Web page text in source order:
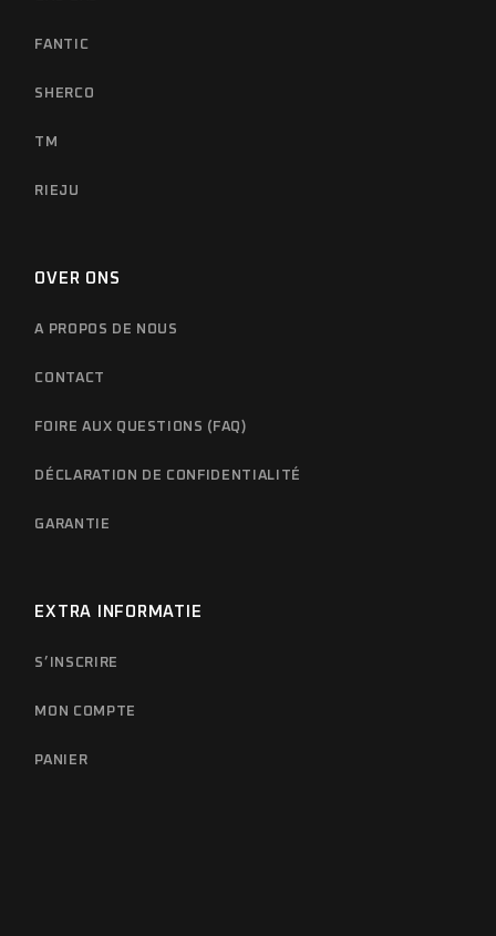
FANTIC
SHERCO
TM
RIEJU
OVER ONS
A PROPOS DE NOUS
CONTACT
FOIRE AUX QUESTIONS (FAQ)
DÉCLARATION DE CONFIDENTIALITÉ
GARANTIE
EXTRA INFORMATIE
S’INSCRIRE
MON COMPTE
PANIER